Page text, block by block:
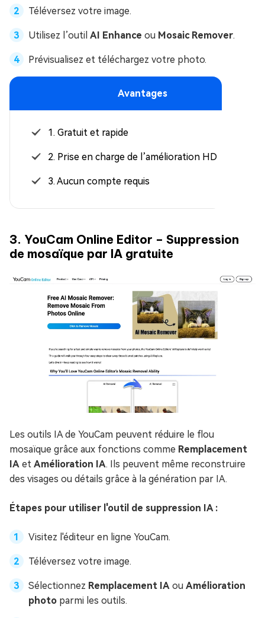
Téléversez votre image.
Utilisez l’outil AI Enhance ou Mosaic Remover.
Prévisualisez et téléchargez votre photo.
Avantages
1. Gratuit et rapide
2. Prise en charge de l’amélioration HD
3. Aucun compte requis
3. YouCam Online Editor – Suppression
de mosaïque par IA gratuite
Les outils IA de YouCam peuvent réduire le flou
mosaïque grâce aux fonctions comme Remplacement
IA et Amélioration IA. Ils peuvent même reconstruire
des visages ou détails grâce à la génération par IA.
Étapes pour utiliser l'outil de suppression IA :
Visitez l'éditeur en ligne YouCam.
Téléversez votre image.
Sélectionnez Remplacement IA ou Amélioration
photo parmi les outils.